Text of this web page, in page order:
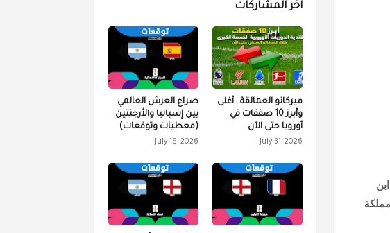
آخر المشاركات
ميركاتو العمالقة.. أغلى
وأبرز 10 صفقات في
أوروبا حتى الآن
July 31, 2026
صراع العرش العالمي
بين إسبانيا والأرجنتين
(معطيات وتوقعات)
July 18, 2026